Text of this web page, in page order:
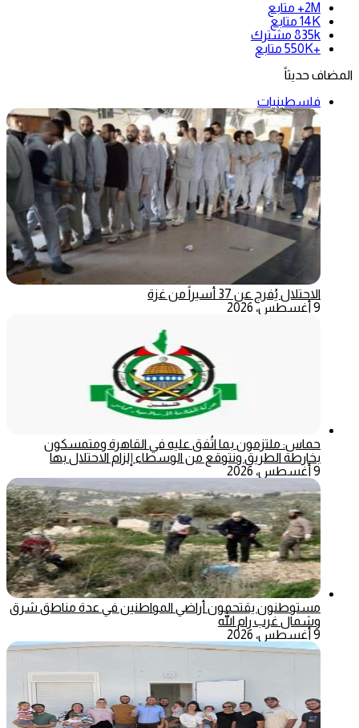
2M+
متابع
14K متابع
835k مشترك
+550K
متابع
المضاف حديثاً
فلسطينيات
الاحتلال يُفرج عن 37 أسيراً من غزة
9 أغسطس، 2026
حماس: ملتزمون بما اتُفق عليه في القاهرة ومتمسكون
بخارطة الطريق ونتوقع من الوسطاء إلزام الاحتلال بها
9 أغسطس، 2026
مستوطنون يقتحمون أراضي المواطنين في عدة مناطق شرق
وشمال غرب رام الله
9 أغسطس، 2026